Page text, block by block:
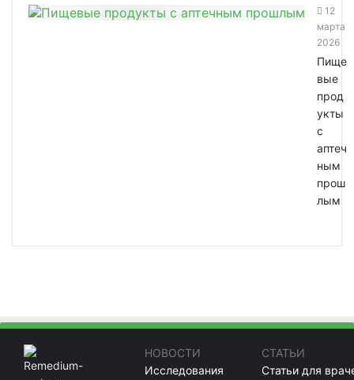
12
марта
2026
Пище
вые
прод
укты
с
аптеч
ным
прош
лым
НОВОСТИ
Исследования
СТАТЬИ
Статьи для